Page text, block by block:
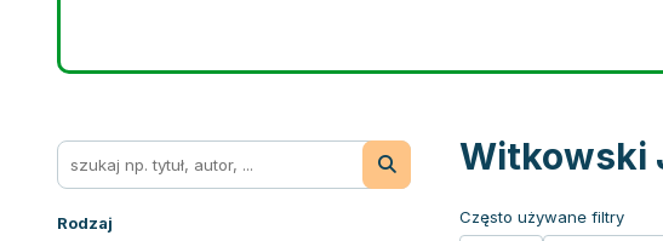
Rodzaj
Witkowski
Często używane filtry